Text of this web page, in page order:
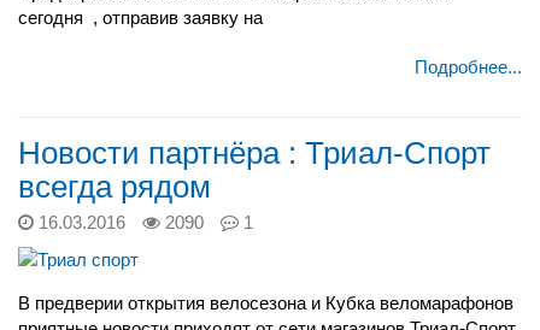
сегодня , отправив заявку на
Подробнее...
Новости партнёра : Триал-Спорт
всегда рядом
16.03.2016 2090 1
В предверии открытия велосезона и Кубка веломарафонов